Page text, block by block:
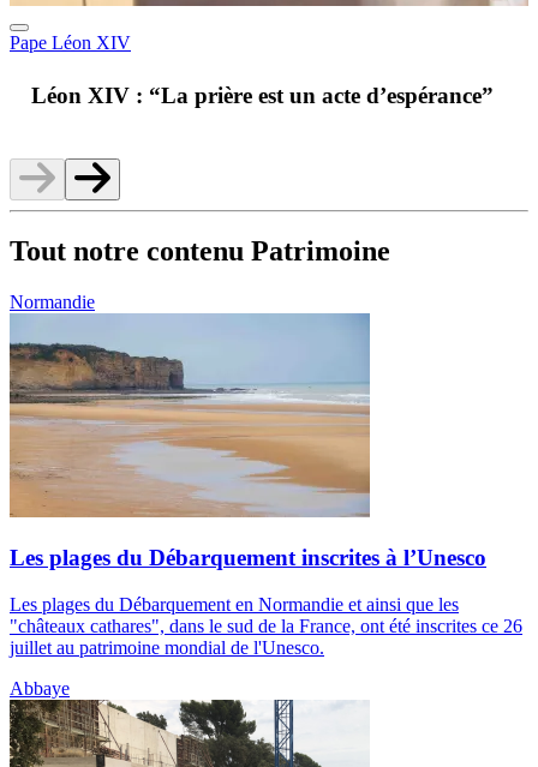
Pape Léon XIV
Léon XIV : “La prière est un acte d’espérance”
Tout notre contenu Patrimoine
Normandie
Les plages du Débarquement inscrites à l’Unesco
Les plages du Débarquement en Normandie et ainsi que les
"châteaux cathares", dans le sud de la France, ont été inscrites ce 26
juillet au patrimoine mondial de l'Unesco.
Abbaye